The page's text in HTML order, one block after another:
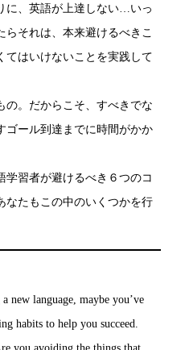
に、英語が上達しない…いっ
らそれは、本来避けるべきこ
てはいけないことを実践して
の。だからこそ、すべきでな
ゴール到達までに時間がかか
学習者が避けるべき６つのコ
なたもこの中のいくつかを行
new language, maybe you’ve
habits to help you succeed.